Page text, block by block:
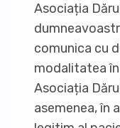
Asociația
comunica cu
modalitatea
Asociația
asemenea, în